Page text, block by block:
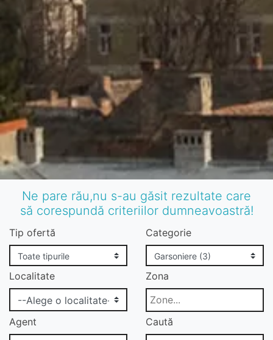
Ne pare rău,nu s-au găsit rezultate care
să corespundă criteriilor dumneavoastră!
Tip ofertă Categorie
Localitate Zona
Agent Caută